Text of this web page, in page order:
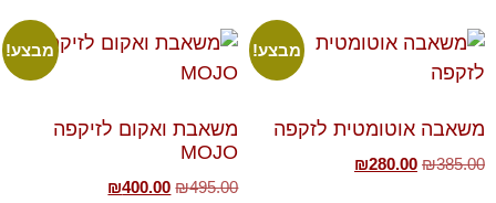
מבצע!
משאבה אוטומטית לזקפה
₪385.00
₪280.00
מבצע!
משאבת ואקום לזיקפה
MOJO
₪495.00
₪400.00